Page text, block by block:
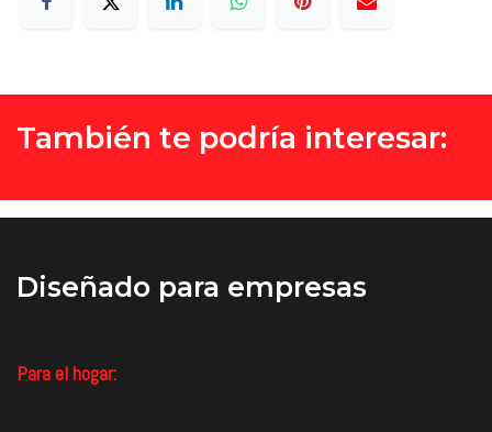
También te podría interesar:
Diseñado para empresas
Para el hogar: